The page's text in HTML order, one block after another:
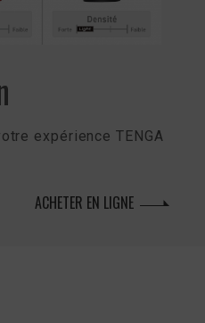
expérience TENGA
ACHETER EN LIGNE